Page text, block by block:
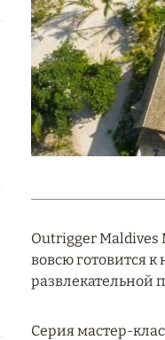
Outrigger
вовсю готовится
развлекательной
Серия мастер-